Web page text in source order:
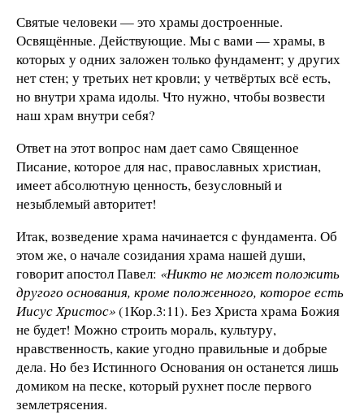
Святые человеки — это храмы достроенные.
Освящённые. Действующие. Мы с вами — храмы, в
которых у одних заложен только фундамент; у других
нет стен; у третьих нет кровли; у четвёртых всё есть,
но внутри храма идолы. Что нужно, чтобы возвести
наш храм внутри себя?
Ответ на этот вопрос нам дает само Священное
Писание, которое для нас, православных христиан,
имеет абсолютную ценность, безусловный и
незыблемый авторитет!
Итак, возведение храма начинается с фундамента. Об
этом же, о начале созидания храма нашей души,
говорит апостол Павел: «Никто не может положить
другого основания, кроме положенного, которое есть
Иисус Христос»(1Кор.3:11). Без Христа храма Божия
не будет! Можно строить мораль, культуру,
нравственность, какие угодно правильные и добрые
дела. Но без Истинного Основания он останется лишь
домиком на песке, который рухнет после первого
землетрясения.